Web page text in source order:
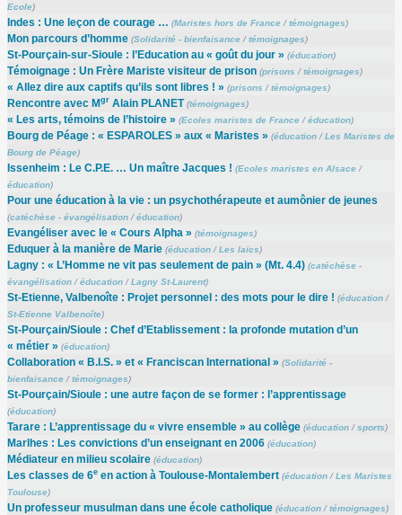
Ecole)
Indes : Une leçon de courage … (Maristes hors de France/témoignages)
Mon parcours d’homme (Solidarité - bienfaisance/témoignages)
St-Pourçain-sur-Sioule : l’Education au « goût du jour » (éducation)
Témoignage : Un Frère Mariste visiteur de prison (prisons /témoignages)
« Allez dire aux captifs qu’ils sont libres ! » (prisons /témoignages)
Rencontre avec MgrAlain PLANET (témoignages)
« Les arts, témoins de l’histoire » (Ecoles maristes de France/éducation)
Bourg de Péage : « ESPAROLES » aux « Maristes » (éducation/Les Maristes de
Bourg de Péage)
Issenheim : Le C.P.E. … Un maître Jacques ! (Ecoles maristes en Alsace/
éducation)
Pour une éducation à la vie : un psychothérapeute et aumônier de jeunes
(catéchèse - évangélisation/éducation)
Evangéliser avec le « Cours Alpha » (témoignages)
Eduquer à la manière de Marie (éducation/Les laïcs)
Lagny : « L’Homme ne vit pas seulement de pain » (Mt. 4.4) (catéchèse -
évangélisation/éducation/Lagny St-Laurent)
St-Etienne, Valbenoîte : Projet personnel : des mots pour le dire ! (éducation/
St-Etienne Valbenoîte)
St-Pourçain/Sioule : Chef d’Etablissement : la profonde mutation d’un
« métier » (éducation)
Collaboration « B.I.S. » et « Franciscan International » (Solidarité -
bienfaisance/témoignages)
St-Pourçain/Sioule : une autre façon de se former : l’apprentissage
(éducation)
Tarare : L’apprentissage du « vivre ensemble » au collège (éducation/ sports)
Marlhes : Les convictions d’un enseignant en 2006 (éducation)
Médiateur en milieu scolaire (éducation)
Les classes de 6een action à Toulouse-Montalembert (éducation/Les Maristes
Toulouse)
Un professeur musulman dans une école catholique (éducation/témoignages)